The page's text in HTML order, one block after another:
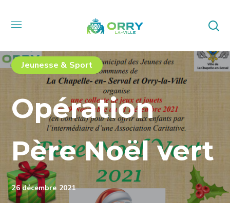
Jeunesse & Sport
Opération
Père Noël vert
26 décembre 2021